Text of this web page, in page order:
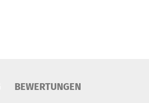
BEWERTUNGEN